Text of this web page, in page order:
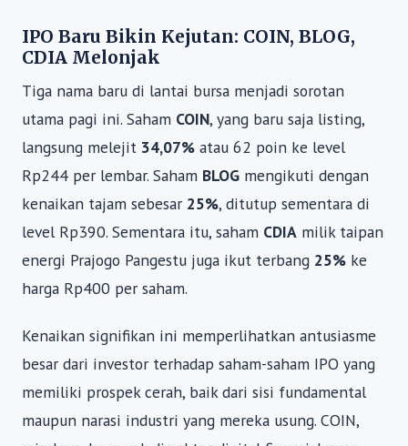
IPO Baru Bikin Kejutan: COIN, BLOG,
CDIA Melonjak
Tiga nama baru di lantai bursa menjadi sorotan
utama pagi ini. Saham COIN, yang baru saja listing,
langsung melejit 34,07% atau 62 poin ke level
Rp244 per lembar. Saham BLOG mengikuti dengan
kenaikan tajam sebesar 25%, ditutup sementara di
level Rp390. Sementara itu, saham CDIA milik taipan
energi Prajogo Pangestu juga ikut terbang 25% ke
harga Rp400 per saham.
Kenaikan signifikan ini memperlihatkan antusiasme
besar dari investor terhadap saham-saham IPO yang
memiliki prospek cerah, baik dari sisi fundamental
maupun narasi industri yang mereka usung. COIN,